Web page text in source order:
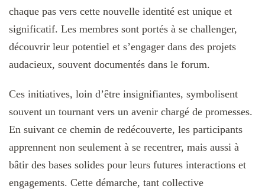
chaque pas vers cette nouvelle identité est unique et
significatif. Les membres sont portés à se challenger,
découvrir leur potentiel et s’engager dans des projets
audacieux, souvent documentés dans le forum.
Ces initiatives, loin d’être insignifiantes, symbolisent
souvent un tournant vers un avenir chargé de promesses.
En suivant ce chemin de redécouverte, les participants
apprennent non seulement à se recentrer, mais aussi à
bâtir des bases solides pour leurs futures interactions et
engagements. Cette démarche, tant collective